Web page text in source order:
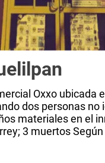
Oxxo ubicada
dos personas no
materiales en el
3 muertos